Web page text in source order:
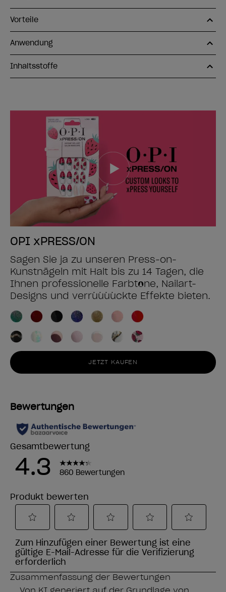
Vorteile
Anwendung
Inhaltsstoffe
OPI xPRESS/ON
Sagen Sie ja zu unseren Press-on-
Kunstnägeln mit Halt bis zu 14 Tagen, die
Ihnen professionelle Farbtöne, Nailart-
Designs und verrüüüückte Effekte bieten.
JETZT KAUFEN